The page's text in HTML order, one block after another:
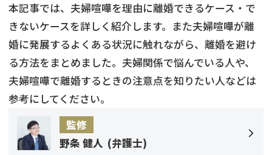
本記事では、夫婦喧嘩を理由に離婚できるケース・で
きないケースを詳しく紹介します。また夫婦喧嘩が離
婚に発展するよくある状況に触れながら、離婚を避け
る方法をまとめました。夫婦関係で悩んでいる人や、
夫婦喧嘩で離婚するときの注意点を知りたい人などは
参考にしてください。
監修
野条 健人 (弁護士)